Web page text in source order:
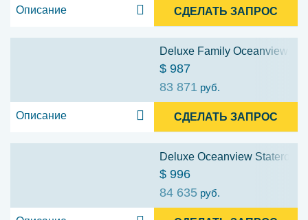
Описание СДЕЛАТЬ ЗАПРОС
Deluxe Family Oceanview
$ 987
83 871 руб.
Описание СДЕЛАТЬ ЗАПРОС
Deluxe Oceanview
$ 996
84 635 руб.